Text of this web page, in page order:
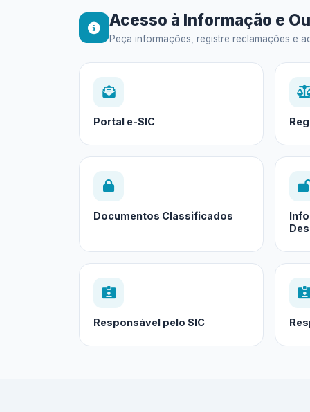
Acesso à Informação e
Peça informações, registre reclamações e
Portal e-SIC
Documentos Classificados
Responsável pelo SIC